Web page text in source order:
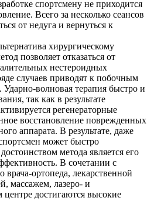
спортсмену не приходится
Всего за несколько сеансов
от недуга и вернуться к
хирургическому
позволяет отказаться от
нестероидных
случаев приводят к побочным
волновая терапия быстро и
так как в результате
регенераторные
восстановление поврежденных
аппарата. В результате, даже
может быстро
метода является его
В сочетании с
ортопеда, лекарственной
массажем, лазеро- и
достигаются высокие